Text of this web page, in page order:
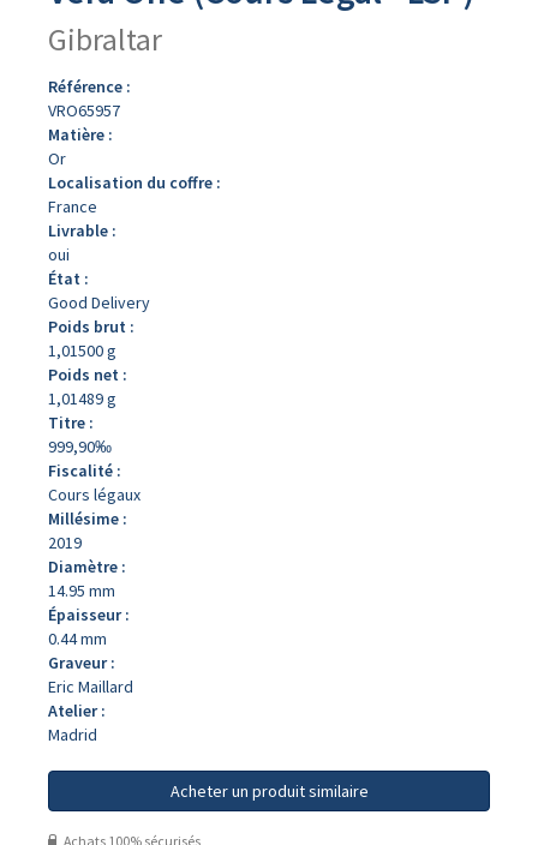
Gibraltar
Référence :
VRO65957
Matière :
Or
Localisation du coffre :
France
Livrable :
oui
État :
Good Delivery
Poids brut :
1,01500 g
Poids net :
1,01489 g
Titre :
999,90‰
Fiscalité :
Cours légaux
Millésime :
2019
Diamètre :
14.95 mm
Épaisseur :
0.44 mm
Graveur :
Eric Maillard
Atelier :
Madrid
Acheter un produit similaire
Achats 100% sécurisés